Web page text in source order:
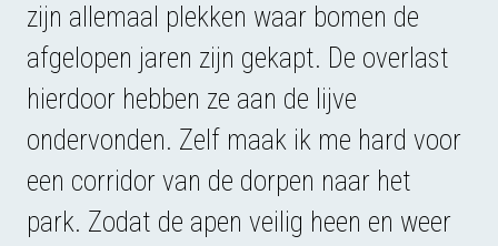
zijn allemaal plekken waar bomen de
afgelopen jaren zijn gekapt. De overlast
hierdoor hebben ze aan de lijve
ondervonden. Zelf maak ik me hard voor
een corridor van de dorpen naar het
park. Zodat de apen veilig heen en weer